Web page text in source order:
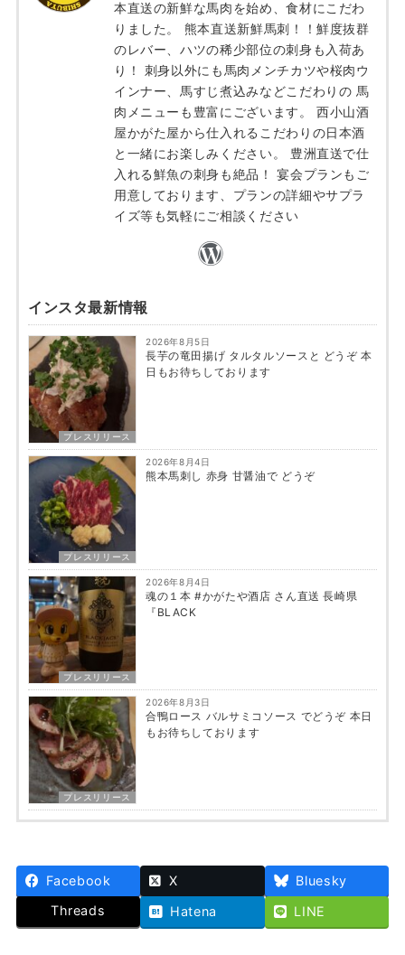
本直送の新鮮な馬肉を始め、食材にこだわ
りました。 熊本直送新鮮馬刺！！鮮度抜群
のレバー、ハツの稀少部位の刺身も入荷あ
り！ 刺身以外にも馬肉メンチカツや桜肉ウ
インナー、馬すじ煮込みなどこだわりの 馬
肉メニューも豊富にございます。 西小山酒
屋かがた屋から仕入れるこだわりの日本酒
と一緒にお楽しみください。 豊洲直送で仕
入れる鮮魚の刺身も絶品！ 宴会プランもご
用意しております、プランの詳細やサプラ
イズ等も気軽にご相談ください
インスタ最新情報
プレスリリース
2026年8月5日
長芋の竜田揚げ タルタルソースと どうぞ 本
日もお待ちしております
プレスリリース
2026年8月4日
熊本馬刺し 赤身 甘醤油で どうぞ
プレスリリース
2026年8月4日
魂の１本 #かがたや酒店 さん直送 長崎県
『BLACK
プレスリリース
2026年8月3日
合鴨ロース バルサミコソース でどうぞ 本日
もお待ちしております
Facebook X
Bluesky
Threads
Hatena LINE